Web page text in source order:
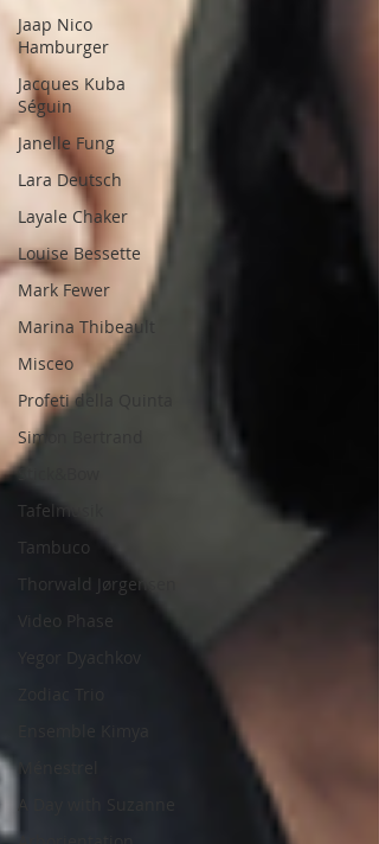
Jaap Nico
Hamburger
Jacques Kuba
Séguin
Janelle Fung
Lara Deutsch
Layale Chaker
Louise Bessette
Mark Fewer
Marina Thibeault
Misceo
Profeti della Quinta
Simon Bertrand
Stick&Bow
Tafelmusik
Tambuco
Thorwald Jørgensen
Video Phase
Yegor Dyachkov
Ménestrel